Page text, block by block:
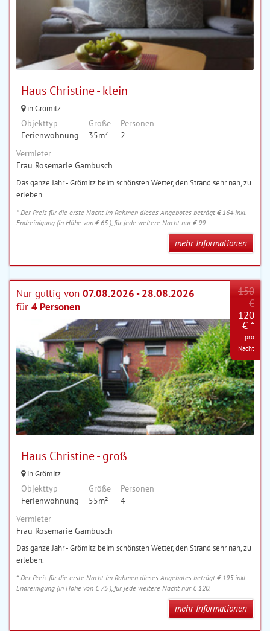
Haus Christine - klein
in Grömitz
Objekttyp
Ferienwohnung
Größe
35m²
Personen
2
Vermieter
Frau Rosemarie Gambusch
Das ganze Jahr - Grömitz beim schönsten Wetter, den Strand sehr nah, zu
erleben.
* Der Preis für die erste Nacht im Rahmen dieses Angebotes beträgt € 164 inkl.
Endreinigung (in Höhe von € 65 ), für jede weitere Nacht nur € 99.
mehr Informationen
Nur gültig von 07.08.2026 - 28.08.2026
für 4 Personen
Haus Christine - groß
in Grömitz
Objekttyp
Ferienwohnung
Größe
55m²
Personen
4
150
€
120
€ *
pro
Nacht
Vermieter
Frau Rosemarie Gambusch
Das ganze Jahr - Grömitz beim schönsten Wetter, den Strand sehr nah, zu
erleben.
* Der Preis für die erste Nacht im Rahmen dieses Angebotes beträgt € 195 inkl.
Endreinigung (in Höhe von € 75 ), für jede weitere Nacht nur € 120.
mehr Informationen